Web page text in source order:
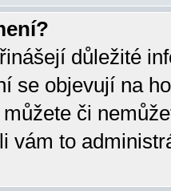
důležité
se objevují na
či
vám to